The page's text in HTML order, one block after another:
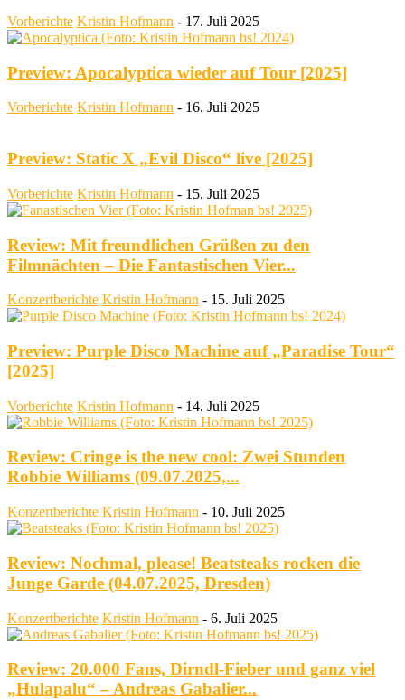
Vorberichte Kristin Hofmann - 17. Juli 2025
Preview: Apocalyptica wieder auf Tour [2025]
Vorberichte Kristin Hofmann - 16. Juli 2025
Preview: Static X „Evil Disco“ live [2025]
Vorberichte Kristin Hofmann - 15. Juli 2025
Review: Mit freundlichen Grüßen zu den
Filmnächten – Die Fantastischen Vier...
Konzertberichte Kristin Hofmann - 15. Juli 2025
Preview: Purple Disco Machine auf „Paradise Tour“
[2025]
Vorberichte Kristin Hofmann - 14. Juli 2025
Review: Cringe is the new cool: Zwei Stunden
Robbie Williams (09.07.2025,...
Konzertberichte Kristin Hofmann - 10. Juli 2025
Review: Nochmal, please! Beatsteaks rocken die
Junge Garde (04.07.2025, Dresden)
Konzertberichte Kristin Hofmann - 6. Juli 2025
Review: 20.000 Fans, Dirndl-Fieber und ganz viel
„Hulapalu“ – Andreas Gabalier...